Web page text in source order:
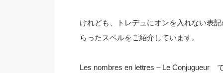
けれども、トレデュにオンを入れない表
らったスペルをご紹介しています。
Les nombres en lettres – Le Conjugueur